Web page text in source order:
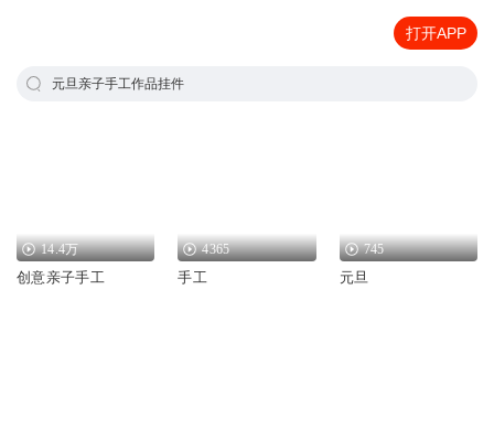
打开APP
元旦亲子手工作品挂件
14.4万
创意亲子手工
4365
手工
745
元旦